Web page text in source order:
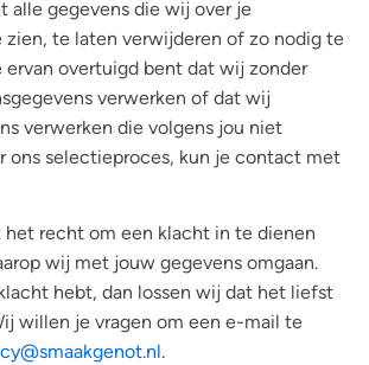
alle gegevens die wij over je
zien, te laten verwijderen of zo nodig te
ervan overtuigd bent dat wij zonder
verwerken of dat wij
verwerken die volgens jou niet
ons selectieproces, kun je contact met
het recht om een klacht in te dienen
wij met jouw gegevens omgaan.
hebt, dan lossen wij dat het liefst
willen je vragen om een e-mail te
.